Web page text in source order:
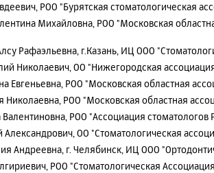
РОО "Бурятская стоматологическая
Михайловна, РОО "Московская
Рафаэльевна, г.Казань, ИЦ ООО
Николаевич, ОО "Нижегородская
Евгеньевна, РОО "Московская областная
Николаевна, РОО "Московская областная
Валентиновна, РОО "Ассоциация стоматологов
Александрович, ОО "Стоматологическая
Андреевна, г. Челябинск, ИЦ ООО
РОО "Стоматологическая